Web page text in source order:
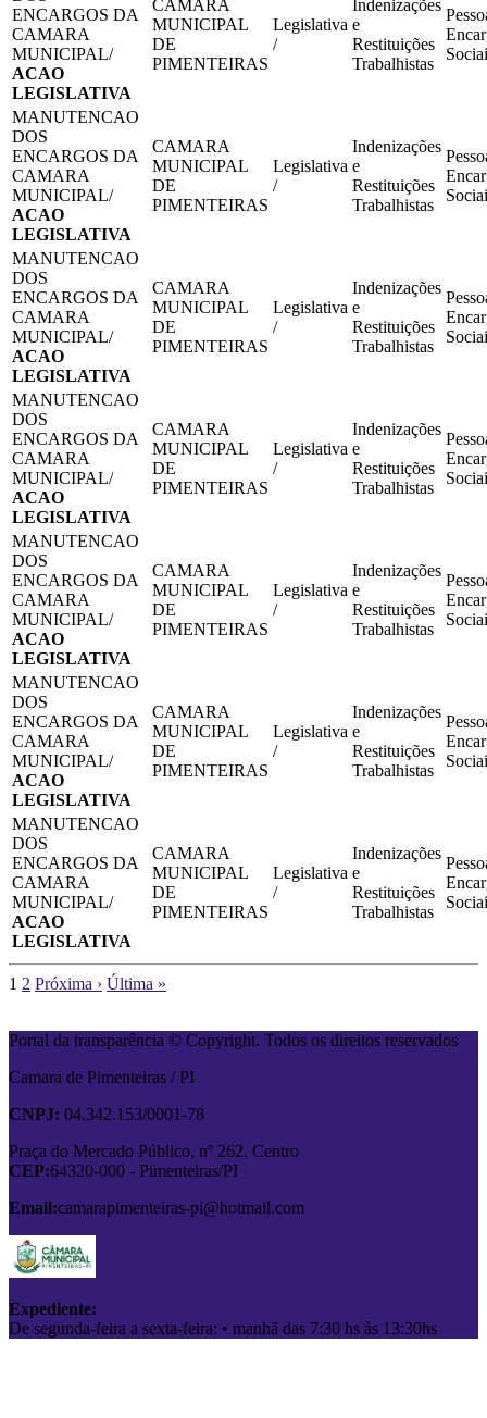
ENCARGOS DA
CAMARA
MUNICIPAL/
ACAO
LEGISLATIVA
CAMARA
MUNICIPAL
DE
PIMENTEIRAS
Legislativa
/
Indenizações
e
Restituições
Trabalhistas
MANUTENCAO
DOS
ENCARGOS DA
CAMARA
MUNICIPAL/
ACAO
LEGISLATIVA
CAMARA
MUNICIPAL
DE
PIMENTEIRAS
Legislativa
/
Indenizações
e
Restituições
Trabalhistas
MANUTENCAO
DOS
ENCARGOS DA
CAMARA
MUNICIPAL/
ACAO
LEGISLATIVA
CAMARA
MUNICIPAL
DE
PIMENTEIRAS
Legislativa
/
Indenizações
e
Restituições
Trabalhistas
MANUTENCAO
DOS
ENCARGOS DA
CAMARA
MUNICIPAL/
ACAO
LEGISLATIVA
CAMARA
MUNICIPAL
DE
PIMENTEIRAS
Legislativa
/
Indenizações
e
Restituições
Trabalhistas
MANUTENCAO
DOS
ENCARGOS DA
CAMARA
MUNICIPAL/
ACAO
LEGISLATIVA
CAMARA
MUNICIPAL
DE
PIMENTEIRAS
Legislativa
/
Indenizações
e
Restituições
Trabalhistas
MANUTENCAO
DOS
ENCARGOS DA
CAMARA
MUNICIPAL/
ACAO
LEGISLATIVA
CAMARA
MUNICIPAL
DE
PIMENTEIRAS
Legislativa
/
Indenizações
e
Restituições
Trabalhistas
MANUTENCAO
DOS
ENCARGOS DA
CAMARA
MUNICIPAL/
ACAO
LEGISLATIVA
CAMARA
MUNICIPAL
DE
PIMENTEIRAS
Legislativa
/
Indenizações
e
Restituições
Trabalhistas
1 2 Próxima › Última »
Portal da transparência © Copyright. Todos os direitos reservados
Camara de Pimenteiras / PI
CNPJ: 04.342.153/0001-78
Praça do Mercado Público, nº 262, Centro
CEP:64320-000 - Pimenteiras/PI
Email:camarapimenteiras-pi@hotmail.com
Expediente:
De segunda-feira a sexta-feira: • manhã das 7:30 hs às 13:30hs